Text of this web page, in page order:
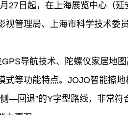
27日起，在上海展览中心（
视管理局、上海市科学技术委
导航技术、陀螺仪家居地
式等功能特点。JOJO智能擦
回退”的Y字型路线，非常符